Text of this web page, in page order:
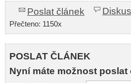
Poslat článek
Přečteno: 1150x
POSLAT ČLÁNEK
Nyní máte možnost